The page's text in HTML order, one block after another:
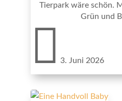
Tierpark wäre schön.
Grün und
 3. Juni 2026